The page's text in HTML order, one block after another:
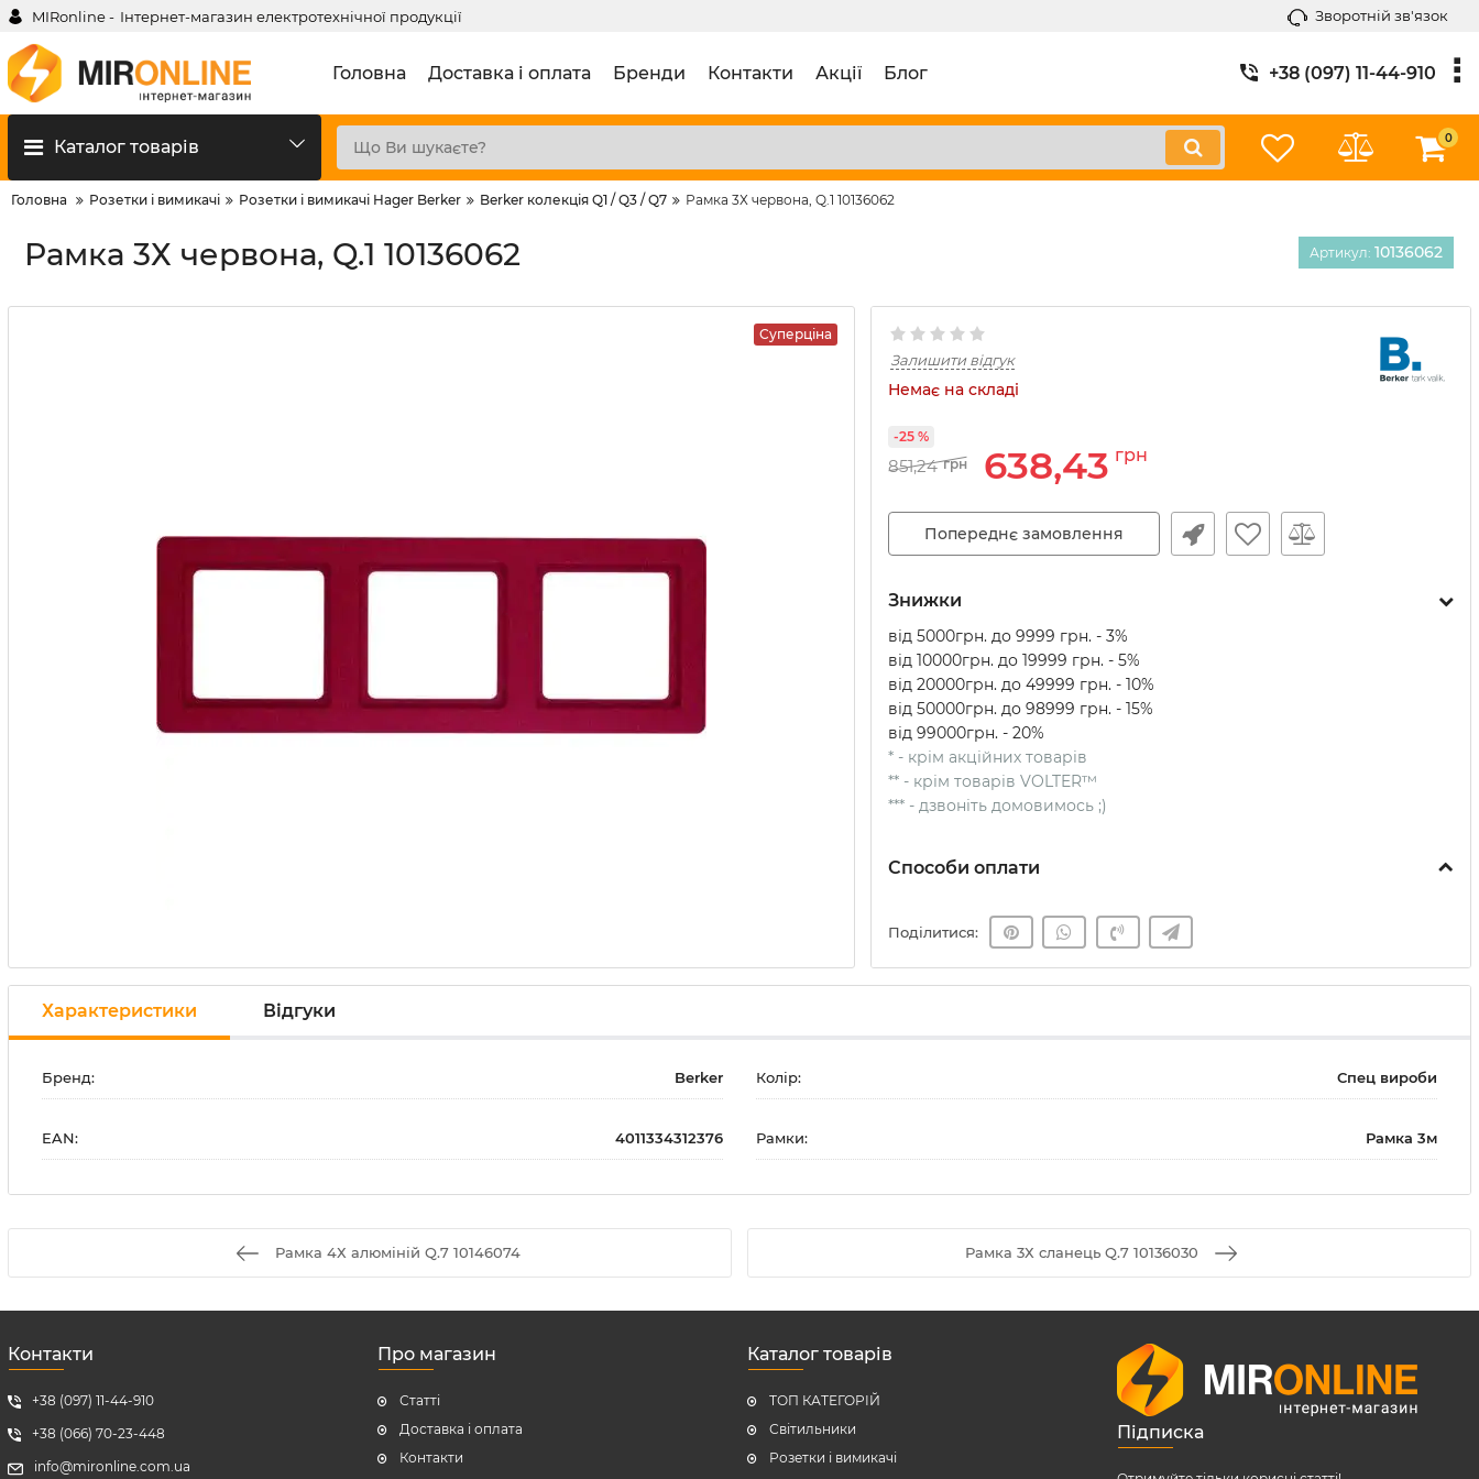
MIRonline - Інтернет-магазин електротехнічної продукції Зворотній зв'язок
Головна Доставка і оплата Бренди Контакти Акції Блог +38 (097) 11-44-910
Каталог товарів 0
Головна Розетки і вимикачі Розетки і вимикачі Hager Berker Berker колекція Q1 / Q3 / Q7 Рамка 3Х червона, Q.1 10136062
Рамка 3Х червона, Q.1 10136062 Артикул: 10136062
Суперціна
Залишити відгук
Немає на складі
851,24 грн 638,43 грн
-25 %
Попереднє замовлення
Знижки
від 5000грн. до 9999 грн. - 3%
від 10000грн. до 19999 грн. - 5%
від 20000грн. до 49999 грн. - 10%
від 50000грн. до 98999 грн. - 15%
від 99000грн. - 20%
* - крім акційних товарів
** - крім товарів VOLTER™
*** - дзвоніть домовимось ;)
Способи оплати
Поділитися:
Характеристики Відгуки
Бренд: Berker Колір: Спец вироби
EAN: 4011334312376 Рамки: Рамка 3м
Рамка 4Х алюміній Q.7 10146074 Рамка 3Х сланець Q.7 10136030
Контакти
+38 (097) 11-44-910
+38 (066) 70-23-448
info@mironline.com.ua
Про магазин
Статті
Доставка і оплата
Контакти
Каталог товарів
ТОП КАТЕГОРІЙ
Світильники
Розетки і вимикачі
Підписка